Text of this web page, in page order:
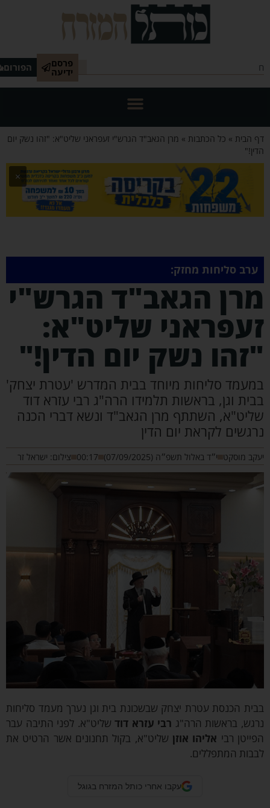
פרסם
ידיעה הפורום
הבית»כל הכתבות»מרן הגאב"ד הגרש"י זעפראני שליט"א: "זהו נשק יום
×
ערב סליחות מחזק:
הגאב"ד הגרש"י
שליט"א:
נשק יום הדין!"
סליחות מיוחד בבית המדרש 'עטרת יצחק'
וגן, בראשות תלמידו הרה"ג רבי עזרא דוד
השתתף מרן הגאב"ד ונשא דברי הכנה
לקראת יום הדין
מוסקט י״ד באלול תשפ״ה (07/09/2025) 00:17 צילום: ישראל זר
הכנסת עטרת יצחק שבשכונת בית וגן נערך מעמד סליחות
בראשות הרה"גרבי עזרא דודשליט"א. לפני התיבה עבר
רביאליהו אוזןשליט"א, בקול תחנונים אשר הרטיט את
המתפללים.
עקבו אחרי כותל המזרח בגוגל